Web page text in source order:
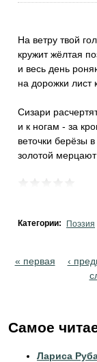
На ветру твой
кружит жёлтая
и весь день
на дорожки лист
Сизари
и к ногам - за
веточки берёзы
золотой мерцают
Категории: Поэзия
Pages
« первая ‹
Самое
Лариса